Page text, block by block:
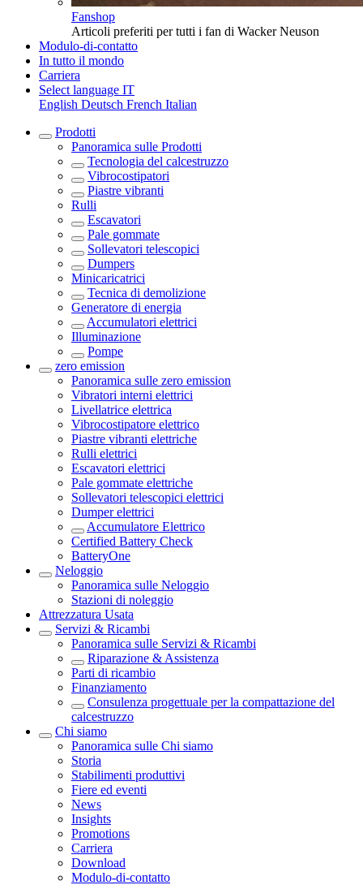
Fanshop
Articoli preferiti per tutti i fan di Wacker Neuson
Modulo-di-contatto
In tutto il mondo
Carriera
Select language IT
English Deutsch French Italian
Prodotti
Panoramica sulle Prodotti
Tecnologia del calcestruzzo
Vibrocostipatori
Piastre vibranti
Rulli
Escavatori
Pale gommate
Sollevatori telescopici
Dumpers
Minicaricatrici
Tecnica di demolizione
Generatore di energia
Accumulatori elettrici
Illuminazione
Pompe
zero emission
Panoramica sulle zero emission
Vibratori interni elettrici
Livellatrice elettrica
Vibrocostipatore elettrico
Piastre vibranti elettriche
Rulli elettrici
Escavatori elettrici
Pale gommate elettriche
Sollevatori telescopici elettrici
Dumper elettrici
Accumulatore Elettrico
Certified Battery Check
BatteryOne
Neloggio
Panoramica sulle Neloggio
Stazioni di noleggio
Attrezzatura Usata
Servizi & Ricambi
Panoramica sulle Servizi & Ricambi
Riparazione & Assistenza
Parti di ricambio
Finanziamento
Consulenza progettuale per la compattazione del
calcestruzzo
Chi siamo
Panoramica sulle Chi siamo
Storia
Stabilimenti produttivi
Fiere ed eventi
News
Insights
Promotions
Carriera
Download
Modulo-di-contatto